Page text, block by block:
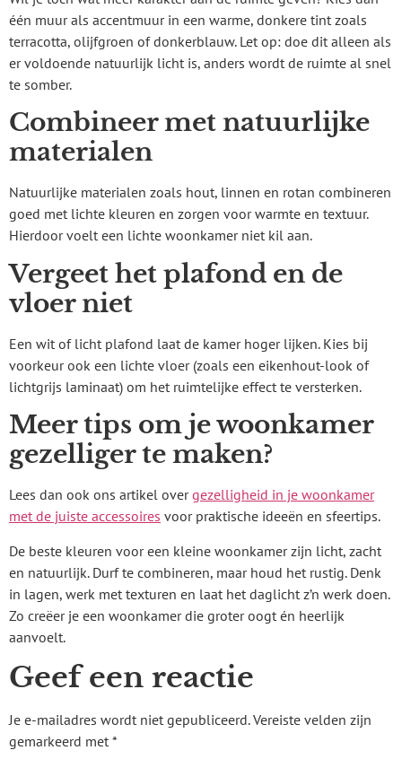
één muur als accentmuur in een warme, donkere tint zoals
terracotta, olijfgroen of donkerblauw. Let op: doe dit alleen als
er voldoende natuurlijk licht is, anders wordt de ruimte al snel
te somber.
Combineer met natuurlijke
materialen
Natuurlijke materialen zoals hout, linnen en rotan combineren
goed met lichte kleuren en zorgen voor warmte en textuur.
Hierdoor voelt een lichte woonkamer niet kil aan.
Vergeet het plafond en de
vloer niet
Een wit of licht plafond laat de kamer hoger lijken. Kies bij
voorkeur ook een lichte vloer (zoals een eikenhout-look of
lichtgrijs laminaat) om het ruimtelijke effect te versterken.
Meer tips om je woonkamer
gezelliger te maken?
Lees dan ook ons artikel overgezelligheid in je woonkamer
met de juiste accessoires voor praktische ideeën en sfeertips.
De beste kleuren voor een kleine woonkamer zijn licht, zacht
en natuurlijk. Durf te combineren, maar houd het rustig. Denk
in lagen, werk met texturen en laat het daglicht z’n werk doen.
Zo creëer je een woonkamer die groter oogt én heerlijk
aanvoelt.
Geef een reactie
Je e-mailadres wordt niet gepubliceerd. Vereiste velden zijn
gemarkeerd met *